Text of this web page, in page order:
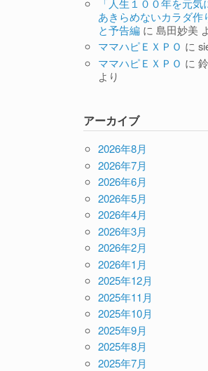
「人生１００年を元気
あきらめないカラダ作
と予告編 に島田妙美
ママハピＥＸＰＯ に
ママハピＥＸＰＯ に
より
アーカイブ
2026年8月
2026年7月
2026年6月
2026年5月
2026年4月
2026年3月
2026年2月
2026年1月
2025年12月
2025年11月
2025年10月
2025年9月
2025年8月
2025年7月